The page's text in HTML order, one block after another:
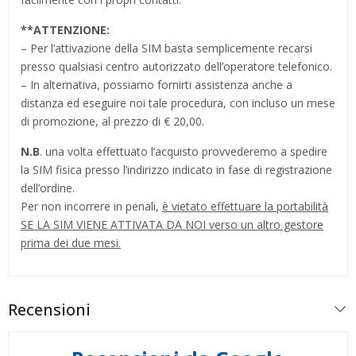
**ATTENZIONE:
– Per l’attivazione della SIM basta semplicemente recarsi
presso qualsiasi centro autorizzato dell’operatore telefonico.
– In alternativa, possiamo fornirti assistenza anche a
distanza ed eseguire noi tale procedura, con incluso un mese
di promozione, al prezzo di € 20,00.
N.B. una volta effettuato l’acquisto provvederemo a spedire
la SIM fisica presso l’indirizzo indicato in fase di registrazione
dell’ordine.
Per non incorrere in penali, è vietato effettuare la portabilità
SE LA SIM VIENE ATTIVATA DA NOI verso un altro gestore
prima dei due mesi.
Recensioni